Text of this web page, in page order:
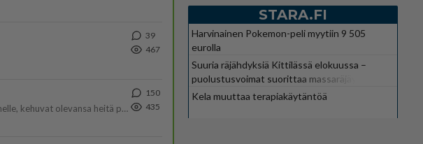
39
467
Tulevat tänne palstalle haukkumaan miehiä ja naljailemaan miehelle, kehuvat olevansa heitä parempia. Itse asuvat MIEHE
150
435
STARA.FI
Harvinainen Pokemon-peli myytiin 9 505
eurolla
Suuria räjähdyksiä Kittilässä elokuussa –
puolustusvoimat suorittaa massaräjäytyksiä
Kela muuttaa terapiakäytäntöä